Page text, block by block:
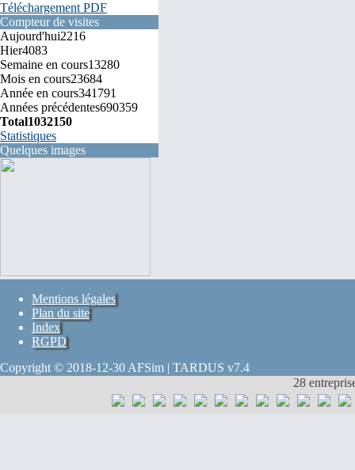
Téléchargement PDF
Compteur de visites
Aujourd'hui2216
Hier4083
Semaine en cours13280
Mois en cours23684
Année en cours341791
Années précédentes690359
Total1032150
Statistiques
Quelques images
Mentions légales
Plan du site
Index
RGPD
Copyright © 2018-12-30 AFSim | TARDUS v7.4
28